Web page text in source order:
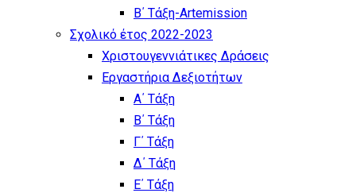
Β΄ Τάξη-Artemission
Σχολικό έτος 2022-2023
Χριστουγεννιάτικες Δράσεις
Εργαστήρια Δεξιοτήτων
Α΄ Τάξη
Β΄ Τάξη
Γ΄ Τάξη
Δ΄ Τάξη
Ε΄ Τάξη